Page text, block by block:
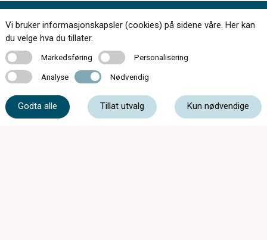
Kontakt oss
Vi bruker informasjonskapsler (cookies) på sidene våre. Her kan
du velge hva du tillater.
MarkedsføringMarkedsføring PersonaliseringPersonalisering
Analyse Analyse Nødvendig Nødvendig
Godta alle Tillat utvalg Kun nødvendige